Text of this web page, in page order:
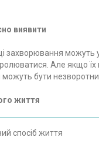
виявити
захворювання можуть
Але якщо їх
можуть бути
життя
спосіб життя